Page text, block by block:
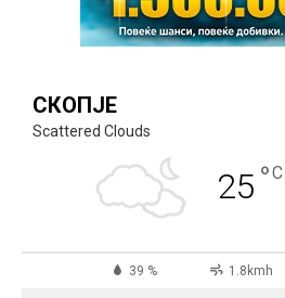
СКОПЈЕ
Scattered Clouds
25 °C
39 % 1.8kmh